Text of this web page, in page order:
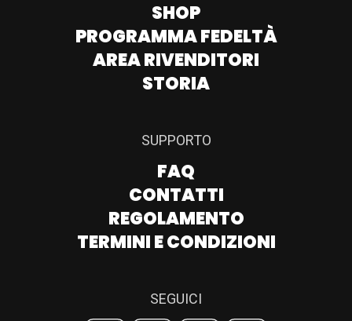
SHOP
PROGRAMMA FEDELTÀ
AREA RIVENDITORI
STORIA
SEGUICI
SUPPORTO
FAQ
CONTATTI
REGOLAMENTO
TERMINI E CONDIZIONI